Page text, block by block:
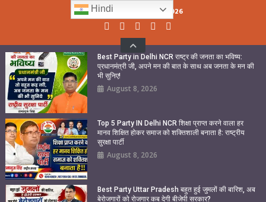
Saturday, August 08, 2026
Best Party in Delhi NCR राष्ट्र की जनता का भविष्य:
प्रधानमंत्री जी, अपने मन की बात के साथ अब जनता के मन की
भी सुनिए!
August 8, 2026
Top 5 Party IN Delhi NCR शिक्षा प्राप्त करने वाला हर
मानव शिक्षित होकर समाज को शक्तिशाली बनाता है: राष्ट्रीय
सुरक्षा पार्टी
August 8, 2026
Best Party Uttar Pradesh बहुत हुई जुमलों की बारिश, अब
बेरोजगारों को रोजगार कब देगी बीजेपी सरकार?
Hindi